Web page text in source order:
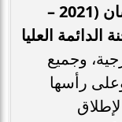
الاستراتيجية الوطنية لحقوق الإنسان (2021 –
الدائمة العليا
وجميع
رأسها